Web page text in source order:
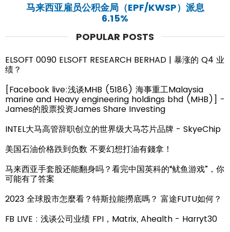
马来西亚雇员公积金局（EPF/KWSP）派息
6.15%
POPULAR POSTS
ELSOFT 0090 ELSOFT RESEARCH BERHAD | 暴涨的 Q4 业
绩？
[Facebook live:浅谈MHB (5186) 海事重工Malaysia
marine and Heavy engineering holdings bhd (MHB)] -
James的股票投资James Share Investing
INTEL大马高管辞职创立的世界级大马芯片品牌 - SkyeChip
美国石油价格跌到负数 不要幻想打油有錢拿！
马来西亚手套股还能翻身吗？看完中国英科的“鱿鱼游戏”，你
可能有了答案
2023 全球股市怎麼看？特斯拉能撈底嗎？ 富途FUTU如何？
FB LIVE : 浅谈公司业绩 FPI，Matrix, Ahealth - Harryt30